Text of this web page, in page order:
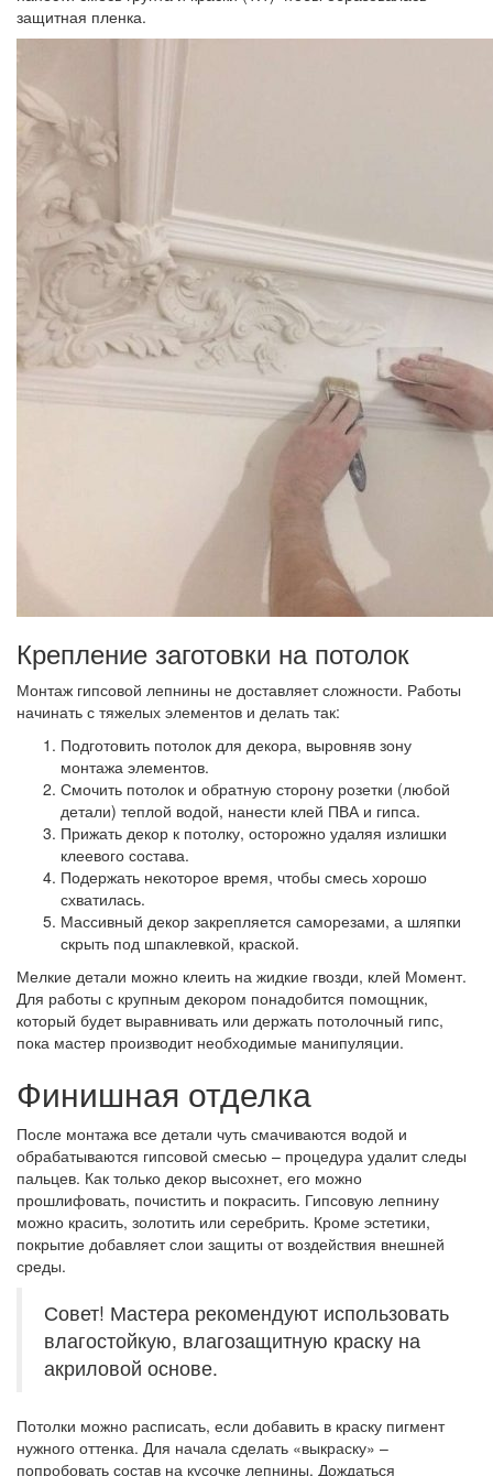
защитная пленка.
Крепление заготовки на потолок
Монтаж гипсовой лепнины не доставляет сложности. Работы
начинать с тяжелых элементов и делать так:
Подготовить потолок для декора, выровняв зону
монтажа элементов.
Смочить потолок и обратную сторону розетки (любой
детали) теплой водой, нанести клей ПВА и гипса.
Прижать декор к потолку, осторожно удаляя излишки
клеевого состава.
Подержать некоторое время, чтобы смесь хорошо
схватилась.
Массивный декор закрепляется саморезами, а шляпки
скрыть под шпаклевкой, краской.
Мелкие детали можно клеить на жидкие гвозди, клей Момент.
Для работы с крупным декором понадобится помощник,
который будет выравнивать или держать потолочный гипс,
пока мастер производит необходимые манипуляции.
Финишная отделка
После монтажа все детали чуть смачиваются водой и
обрабатываются гипсовой смесью – процедура удалит следы
пальцев. Как только декор высохнет, его можно
прошлифовать, почистить и покрасить. Гипсовую лепнину
можно красить, золотить или серебрить. Кроме эстетики,
покрытие добавляет слои защиты от воздействия внешней
среды.
Совет! Мастера рекомендуют использовать
влагостойкую, влагозащитную краску на
акриловой основе.
Потолки можно расписать, если добавить в краску пигмент
нужного оттенка. Для начала сделать «выкраску» –
попробовать состав на кусочке лепнины. Дождаться